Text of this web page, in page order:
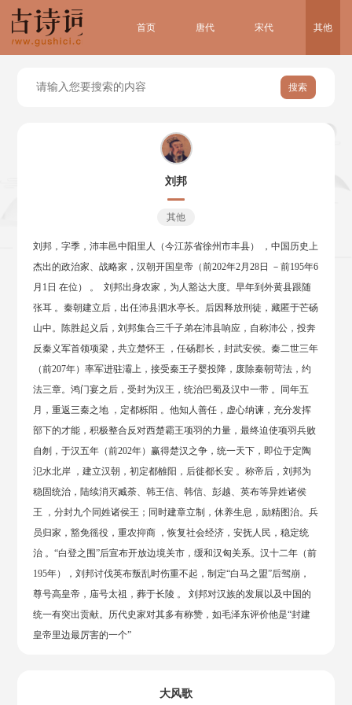
首页 唐代 宋代 其他
搜索
刘邦
其他
刘邦，字季，沛丰邑中阳里人（今江苏省徐州市丰县） ，中国历史上
杰出的政治家、战略家，汉朝开国皇帝（前202年2月28日 －前195年6
月1日 在位） 。 刘邦出身农家，为人豁达大度。早年到外黄县跟随
张耳 。秦朝建立后，出任沛县泗水亭长。后因释放刑徒，藏匿于芒砀
山中。陈胜起义后，刘邦集合三千子弟在沛县响应，自称沛公，投奔
反秦义军首领项梁，共立楚怀王 ，任砀郡长，封武安侯。秦二世三年
（前207年）率军进驻灞上，接受秦王子婴投降，废除秦朝苛法，约
法三章。鸿门宴之后，受封为汉王，统治巴蜀及汉中一带 。同年五
月，重返三秦之地 ，定都栎阳 。他知人善任，虚心纳谏，充分发挥
部下的才能，积极整合反对西楚霸王项羽的力量，最终迫使项羽兵败
自刎，于汉五年（前202年）赢得楚汉之争，统一天下，即位于定陶
氾水北岸 ，建立汉朝，初定都雒阳，后徙都长安 。称帝后，刘邦为
稳固统治，陆续消灭臧荼、韩王信、韩信、彭越、英布等异姓诸侯
王 ，分封九个同姓诸侯王；同时建章立制，休养生息，励精图治。兵
员归家，豁免徭役，重农抑商 ，恢复社会经济，安抚人民，稳定统
治 。“白登之围”后宣布开放边境关市，缓和汉匈关系。汉十二年（前
195年），刘邦讨伐英布叛乱时伤重不起，制定“白马之盟”后驾崩，
尊号高皇帝，庙号太祖，葬于长陵 。 刘邦对汉族的发展以及中国的
统一有突出贡献。历代史家对其多有称赞，如毛泽东评价他是“封建
皇帝里边最厉害的一个”
大风歌